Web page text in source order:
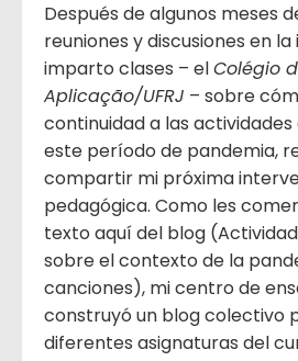
Después de algunos meses
reuniones y discusiones en
imparto clases – elColégio
Aplicação/UFRJ – sobre
continuidad a las
este período de pandemia,
compartir mi próxima
pedagógica. Como les
texto aquí del blog
sobre el contexto de la
canciones), mi centro de
construyó un blog colectivo
diferentes asignaturas del